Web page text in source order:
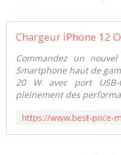
Commandez un
Smartphone haut de
20 W avec port
pleinement des